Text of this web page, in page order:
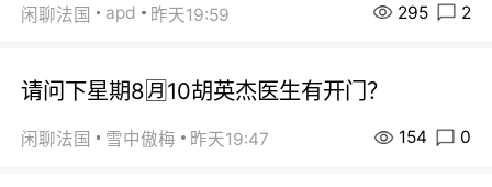
闲聊法国 apd 昨天19:59 295 2
请问下星期8🈷️10胡英杰医生有开门？
闲聊法国 雪中傲梅 昨天19:47 154 0